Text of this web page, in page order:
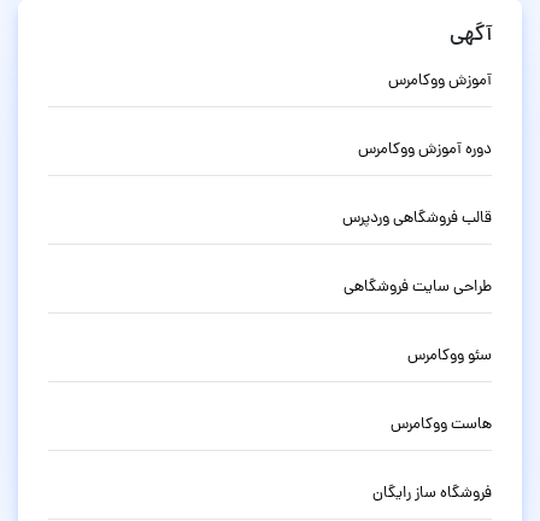
آگهی
آموزش ووکامرس
دوره آموزش ووکامرس
قالب فروشگاهی وردپرس
طراحی سایت فروشگاهی
سئو ووکامرس
هاست ووکامرس
فروشگاه ساز رایگان